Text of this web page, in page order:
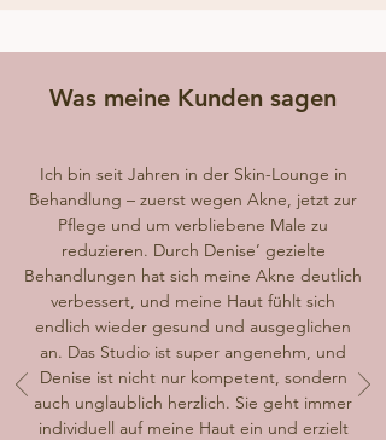
Was meine Kunden sagen
Ich bin seit Jahren in der Skin-Lounge in
Behandlung – zuerst wegen Akne, jetzt zur
Pflege und um verbliebene Male zu
reduzieren. Durch Denise’ gezielte
Behandlungen hat sich meine Akne deutlich
verbessert, und meine Haut fühlt sich
endlich wieder gesund und ausgeglichen
an. Das Studio ist super angenehm, und
Denise ist nicht nur kompetent, sondern
auch unglaublich herzlich. Sie geht immer
individuell auf meine Haut ein und erzielt